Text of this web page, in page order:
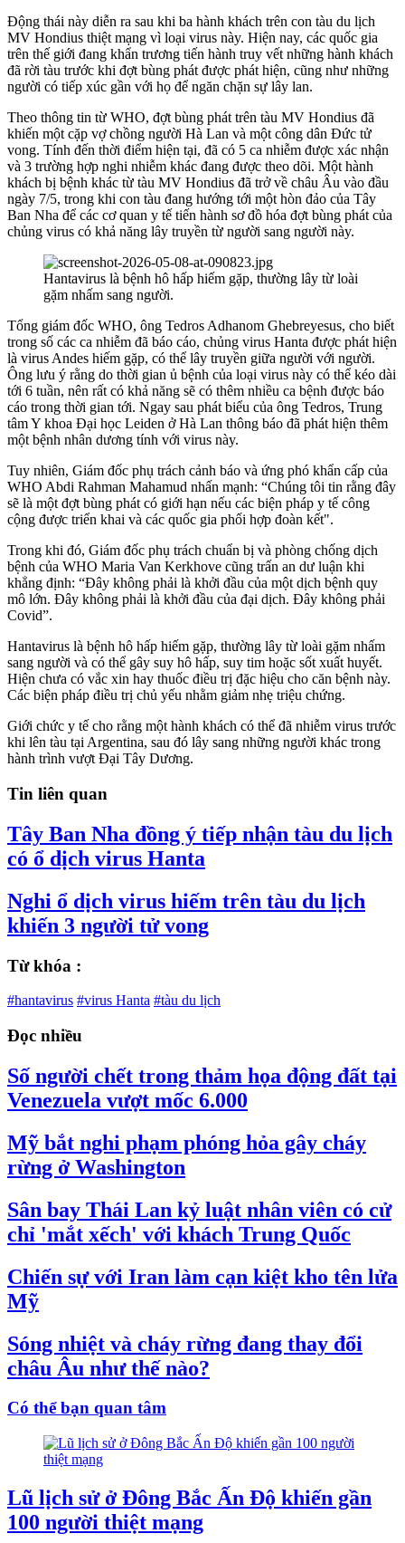
Động thái này diễn ra sau khi ba hành khách trên con tàu du lịch
MV Hondius thiệt mạng vì loại virus này. Hiện nay, các quốc gia
trên thế giới đang khẩn trương tiến hành truy vết những hành khách
đã rời tàu trước khi đợt bùng phát được phát hiện, cũng như những
người có tiếp xúc gần với họ để ngăn chặn sự lây lan.
Theo thông tin từ WHO, đợt bùng phát trên tàu MV Hondius đã
khiến một cặp vợ chồng người Hà Lan và một công dân Đức tử
vong. Tính đến thời điểm hiện tại, đã có 5 ca nhiễm được xác nhận
và 3 trường hợp nghi nhiễm khác đang được theo dõi. Một hành
khách bị bệnh khác từ tàu MV Hondius đã trở về châu Âu vào đầu
ngày 7/5, trong khi con tàu đang hướng tới một hòn đảo của Tây
Ban Nha để các cơ quan y tế tiến hành sơ đồ hóa đợt bùng phát của
chủng virus có khả năng lây truyền từ người sang người này.
Hantavirus là bệnh hô hấp hiếm gặp, thường lây từ loài
gặm nhấm sang người.
Tổng giám đốc WHO, ông Tedros Adhanom Ghebreyesus, cho biết
trong số các ca nhiễm đã báo cáo, chủng virus Hanta được phát hiện
là virus Andes hiếm gặp, có thể lây truyền giữa người với người.
Ông lưu ý rằng do thời gian ủ bệnh của loại virus này có thể kéo dài
tới 6 tuần, nên rất có khả năng sẽ có thêm nhiều ca bệnh được báo
cáo trong thời gian tới. Ngay sau phát biểu của ông Tedros, Trung
tâm Y khoa Đại học Leiden ở Hà Lan thông báo đã phát hiện thêm
một bệnh nhân dương tính với virus này.
Tuy nhiên, Giám đốc phụ trách cảnh báo và ứng phó khẩn cấp của
WHO Abdi Rahman Mahamud nhấn mạnh: “Chúng tôi tin rằng đây
sẽ là một đợt bùng phát có giới hạn nếu các biện pháp y tế công
cộng được triển khai và các quốc gia phối hợp đoàn kết".
Trong khi đó, Giám đốc phụ trách chuẩn bị và phòng chống dịch
bệnh của WHO Maria Van Kerkhove cũng trấn an dư luận khi
khẳng định: “Đây không phải là khởi đầu của một dịch bệnh quy
mô lớn. Đây không phải là khởi đầu của đại dịch. Đây không phải
Covid”.
Hantavirus là bệnh hô hấp hiếm gặp, thường lây từ loài gặm nhấm
sang người và có thể gây suy hô hấp, suy tim hoặc sốt xuất huyết.
Hiện chưa có vắc xin hay thuốc điều trị đặc hiệu cho căn bệnh này.
Các biện pháp điều trị chủ yếu nhằm giảm nhẹ triệu chứng.
Giới chức y tế cho rằng một hành khách có thể đã nhiễm virus trước
khi lên tàu tại Argentina, sau đó lây sang những người khác trong
hành trình vượt Đại Tây Dương.
Tin liên quan
Tây Ban Nha đồng ý tiếp nhận tàu du lịch
có ổ dịch virus Hanta
Nghi ổ dịch virus hiếm trên tàu du lịch
khiến 3 người tử vong
Từ khóa :
#hantavirus #virus Hanta #tàu du lịch
Đọc nhiều
Số người chết trong thảm họa động đất tại
Venezuela vượt mốc 6.000
Mỹ bắt nghi phạm phóng hỏa gây cháy
rừng ở Washington
Sân bay Thái Lan kỷ luật nhân viên có cử
chỉ 'mắt xếch' với khách Trung Quốc
Chiến sự với Iran làm cạn kiệt kho tên lửa
Mỹ
Sóng nhiệt và cháy rừng đang thay đổi
châu Âu như thế nào?
Có thể bạn quan tâm
Lũ lịch sử ở Đông Bắc Ấn Độ khiến gần
100 người thiệt mạng